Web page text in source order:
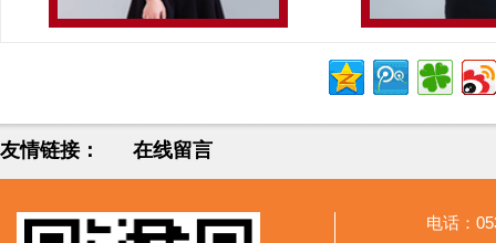
友情链接： 在线留言
电话：